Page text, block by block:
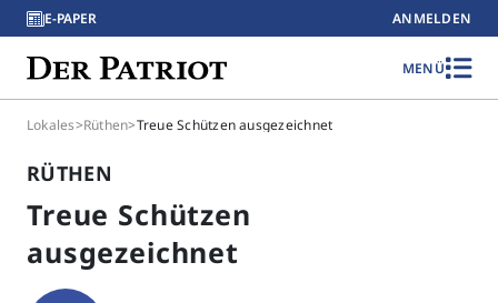
E-PAPER ANMELDEN
MENÜ
Lokales>Rüthen>Treue Schützen ausgezeichnet
RÜTHEN
Treue Schützen
ausgezeichnet